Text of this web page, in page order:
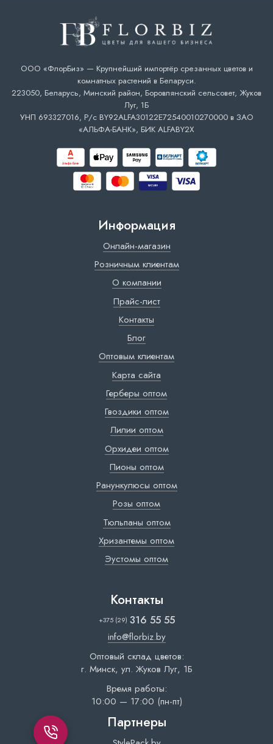
ООО «ФлорБиз» — Крупнейший импортёр срезанных цветов и
комнатных растений в Беларуси.
223050, Беларусь, Минский район, Боровлянский сельсовет, Жуков
Луг, 1Б
УНП 693327016, Р/с BY92ALFA30122E72540010270000 в ЗАО
«АЛЬФА-БАНК», БИК ALFABY2X
Информация
Онлайн-магазин
Розничным клиентам
О компании
Прайс-лист
Контакты
Блог
Оптовым клиентам
Карта сайта
Герберы оптом
Гвоздики оптом
Лилии оптом
Орхидеи оптом
Пионы оптом
Ранункулюсы оптом
Розы оптом
Тюльпаны оптом
Хризантемы оптом
Эустомы оптом
Контакты
+375 (29) 316 55 55
info@florbiz.by
Оптовый склад цветов:
г. Минск, ул. Жуков Луг, 1Б
Время работы:
10:00 — 17:00 (пн-пт)
Партнеры